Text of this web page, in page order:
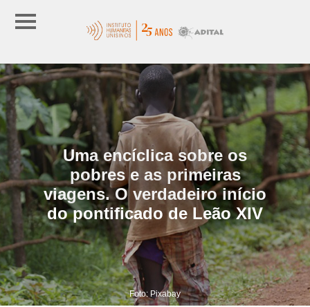
Uma encíclica sobre os
pobres e as primeiras
viagens. O verdadeiro início
do pontificado de Leão XIV
Foto: Pixabay